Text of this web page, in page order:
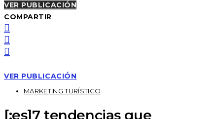
VER PUBLICACIÓN
COMPARTIR
VER PUBLICACIÓN
MARKETING TURÍSTICO
[:es]7 tendencias que